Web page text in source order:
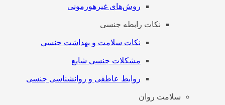
روش‌های غیرهورمونی
نکات رابطه جنسی
نکات سلامت و بهداشت جنسی
مشکلات جنسی شایع
روابط عاطفی و روانشناسی جنسی
سلامت روان